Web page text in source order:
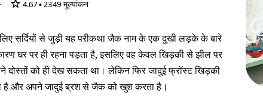
4.67• 2349 मूल्यांकन
सर्दियों से जुड़ी यह परीकथा जैक नाम के एक दुखी लड़के के बारे
घर पर ही रहना पड़ता है, इसलिए वह केवल खिड़की से झील पर
दोस्तों को ही देख सकता था। लेकिन फिर जादुई फ्रॉस्ट खिड़की
है और अपने जादुई ब्रश से जैक को खुश करता है।